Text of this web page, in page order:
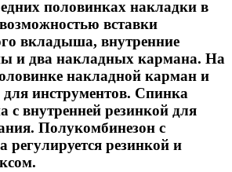
половинках накладки в
вставки
вкладыша, внутренние
и два накладных кармана. На
накладной карман и
инструментов. Спинка
с внутренней резинкой для
Полукомбинезон с
регулируется резинкой и